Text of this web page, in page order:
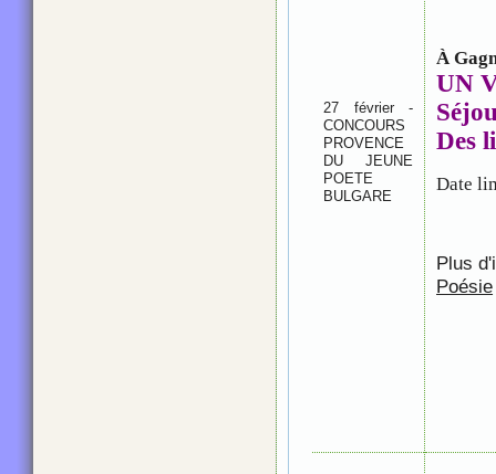
27 février -
CONCOURS
PROVENCE
DU JEUNE
POETE
BULGARE
À
UN
Des
Date
Plus
Poésie